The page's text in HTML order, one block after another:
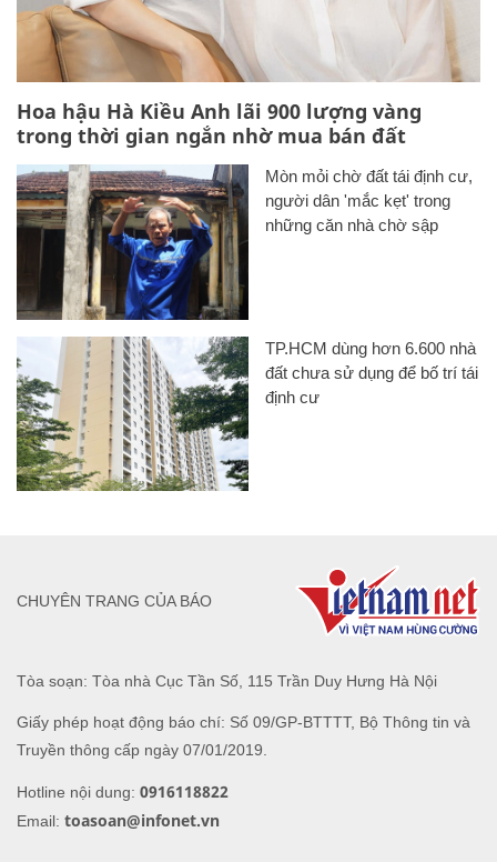
Hoa hậu Hà Kiều Anh lãi 900 lượng vàng
trong thời gian ngắn nhờ mua bán đất
Mòn mỏi chờ đất tái định cư,
người dân 'mắc kẹt' trong
những căn nhà chờ sập
TP.HCM dùng hơn 6.600 nhà
đất chưa sử dụng để bố trí tái
định cư
Tòa soạn: Tòa nhà Cục Tần Số, 115 Trần Duy Hưng Hà Nội
Giấy phép hoạt động báo chí: Số 09/GP-BTTTT, Bộ Thông tin và
Truyền thông cấp ngày 07/01/2019.
Hotline nội dung: 0916118822
Email: toasoan@infonet.vn
CHUYÊN TRANG CỦA BÁO